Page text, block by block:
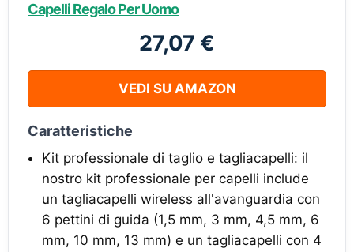
Capelli Regalo Per Uomo
27,07 €
VEDI SU AMAZON
Caratteristiche
Kit professionale di taglio e tagliacapelli: il
nostro kit professionale per capelli include
un tagliacapelli wireless all'avanguardia con
6 pettini di guida (1,5 mm, 3 mm, 4,5 mm, 6
mm, 10 mm, 13 mm) e un tagliacapelli con 4